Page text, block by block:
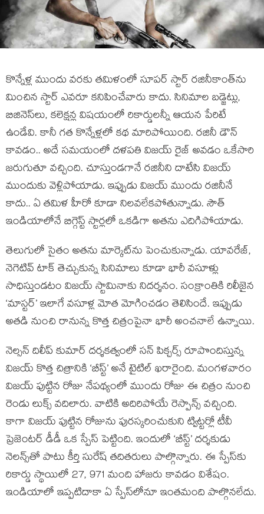
కొన్నేళ్ల ముందు వ‌ర‌కు త‌మిళంలో సూప‌ర్ స్టార్ ర‌జినీకాంత్‌ను
మించిన స్టార్ ఎవ‌రూ క‌నిపించేవారు కాదు. సినిమాల బ‌డ్జెట్లు,
బిజినెస్‌లు, క‌లెక్ష‌న్ల విష‌యంలో రికార్డుల‌న్నీ ఆయ‌న పేరిటే
ఉండేవి. కానీ గ‌త కొన్నేళ్ల‌లో క‌థ మారిపోయింది. ర‌జినీ డౌన్
కావ‌డం.. అదే స‌మ‌యంలో ద‌ళ‌ప‌తి విజ‌య్ రైజ్ అవ‌డం ఒకేసారి
జ‌రుగుతూ వ‌చ్చింది. చూస్తుండ‌గానే ర‌జినీని దాటేసి విజ‌య్
ముందుకు వెళ్లిపోయాడు. ఇప్పుడు విజయ్ ముందు రజినీనే
కాదు.. ఏ తమిళ హీరో కూడా నిలవలేకపోతున్నాడు. సౌత్
ఇండియాలోనే బిగ్గెస్ట్ స్టార్లలో ఒకడిగా అతను ఎదిగిపోయాడు.
తెలుగులో సైతం అతను మార్కెట్‌ను పెంచుకున్నాడు. యావరేజ్,
నెగెటివ్ టాక్ తెచ్చుకున్న సినిమాలు కూడా భారీ వసూళ్లు
సాధిస్తుండటం విజయ్ స్టామినాకు నిదర్శనం. సంక్రాంతికి రిలీజైన
‘మాస్టర్’ ఇలాగే వసూళ్ల మోత మోగించడం తెలిసిందే. ఇప్పుడు
అతడి నుంచి రానున్న కొత్త చిత్రంపైనా భారీ అంచనాలే ఉన్నాయి.
నెల్సన్ దిలీప్ కుమార్ దర్శకత్వంలో సన్ పిక్చర్స్ రూపొందిస్తున్న
విజయ్ కొత్త చిత్రానికి ‘బీస్ట్’ అనే టైటిల్ ఖరారైంది. మంగళవారం
విజయ్ పుట్టిన రోజు నేపథ్యంలో ముందు రోజు ఈ చిత్రం నుంచి
రెండు లుక్స్ వదిలారు. వాటికి అదిరిపోయే రెస్పాన్స్ వచ్చింది.
కాగా విజయ్ పుట్టిన రోజును పురస్కరించుకుని ట్విట్టర్లో టీవీ
ప్రెజెంటర్ డీడీ ఒక స్పేస్ పెట్టింది. ఇందులో ‘బీస్ట్’ దర్శకుడు
నెలన్స్‌తో పాటు కీర్తి సురేష్ తదితరులు పాల్గొన్నారు. ఈ స్పేస్‌కు
రికార్డు స్థాయిలో 27, 971 మంది హాజరు కావడం విశేషం.
ఇండియాలో ఇప్పటిదాకా ఏ స్పేస్‌లోనూ ఇంతమంది పాల్గొనలేదు.